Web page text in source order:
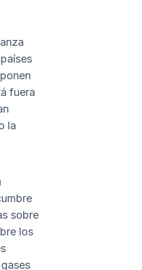
fuera
la
sobre
los